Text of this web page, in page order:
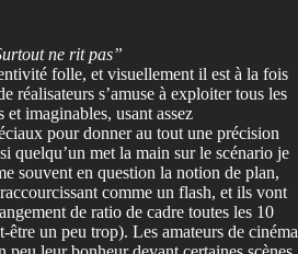
ne rit pas”
folle, et visuellement il est à la fois
réalisateurs s’amuse à exploiter tous les
et imaginables, usant assez
pour donner au tout une précision
quelqu’un met la main sur le scénario je
souvent en question la notion de plan,
comme un flash, et ils vont
de ratio de cadre toutes les 10
être un peu trop). Les amateurs de cinéma